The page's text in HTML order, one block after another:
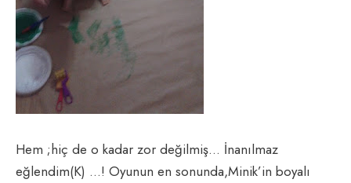
Hem ;hiç de o kadar zor değilmiş… İnanılmaz
eğlendim(K) …! Oyunun en sonunda,Minik’in boyalı